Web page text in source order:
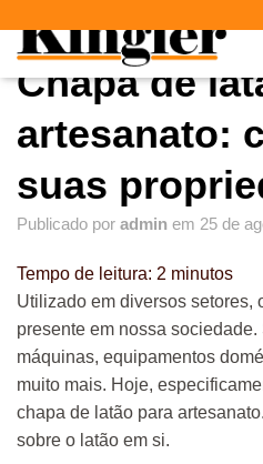
Chapa de
artesanato:
suas
Publicado por admin em 25 de
Tempo de leitura: 2 minutos
Utilizado em diversos setores,
presente em nossa
máquinas, equipamentos
muito mais. Hoje,
chapa de latão para
sobre o latão em si.